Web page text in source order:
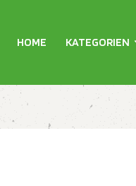
HOME KATEGORIEN